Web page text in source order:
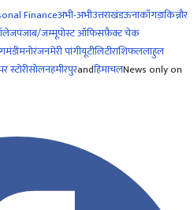
Financeअभी-अभीउत्तराखंडऊनाकाँगड़ाकिन्नौर
पंजाब/जम्मूपोस्ट ऑफिसफ़ैक्ट चेक
मंडीमनोरंजनमेरी पांगीयूटीलिटीराशिफललाहुल
स्टोरीसोलनहमीरपुरandहिमाचलNews only on